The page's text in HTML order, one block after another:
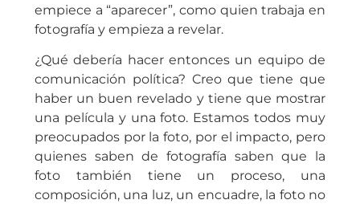
empiece a “aparecer”, como quien trabaja en
fotografía y empieza a revelar.
¿Qué debería hacer entonces un equipo de
comunicación política? Creo que tiene que
haber un buen revelado y tiene que mostrar
una película y una foto. Estamos todos muy
preocupados por la foto, por el impacto, pero
quienes saben de fotografía saben que la
foto también tiene un proceso, una
composición, una luz, un encuadre, la foto no